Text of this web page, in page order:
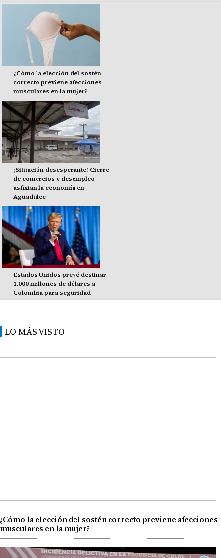
¿Cómo la elección del sostén
correcto previene afecciones
musculares en la mujer?
¡Situación desesperante! Cierre
de comercios y desempleo
asfixian la economía en
Aguadulce
Estados Unidos prevé destinar
1.000 millones de dólares a
Colombia para seguridad
LO MÁS VISTO
¿Cómo la elección del sostén correcto previene afecciones
musculares en la mujer?